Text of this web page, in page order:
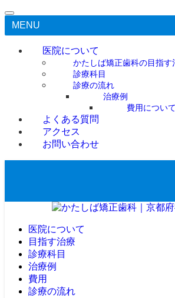
MENU
医院について
かたしば矯正歯科の目指す
診療科目
診療の流れ
治療例
費用について
よくある質問
アクセス
お問い合わせ
医院について
目指す治療
診療科目
治療例
費用
診療の流れ